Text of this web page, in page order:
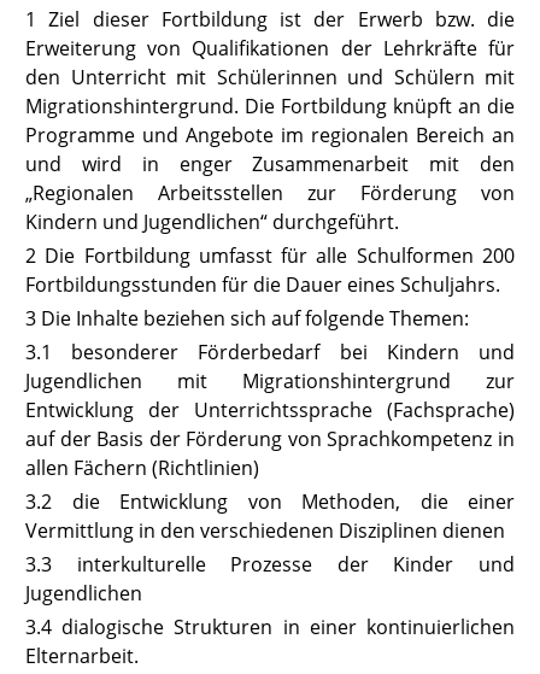
1 Ziel dieser Fortbildung ist der Erwerb bzw. die
Erweiterung von Qualifikationen der Lehrkräfte für
den Unterricht mit Schülerinnen und Schülern mit
Migrationshintergrund. Die Fortbildung knüpft an die
Programme und Angebote im regionalen Bereich an
und wird in enger Zusammenarbeit mit den
„Regionalen Arbeitsstellen zur Förderung von
Kindern und Jugendlichen“ durchgeführt.
2 Die Fortbildung umfasst für alle Schulformen 200
Fortbildungsstunden für die Dauer eines Schuljahrs.
3 Die Inhalte beziehen sich auf folgende Themen:
3.1 besonderer Förderbedarf bei Kindern und
Jugendlichen mit Migrationshintergrund zur
Entwicklung der Unterrichtssprache (Fachsprache)
auf der Basis der Förderung von Sprachkompetenz in
allen Fächern (Richtlinien)
3.2 die Entwicklung von Methoden, die einer
Vermittlung in den verschiedenen Disziplinen dienen
3.3 interkulturelle Prozesse der Kinder und
Jugendlichen
3.4 dialogische Strukturen in einer kontinuierlichen
Elternarbeit.